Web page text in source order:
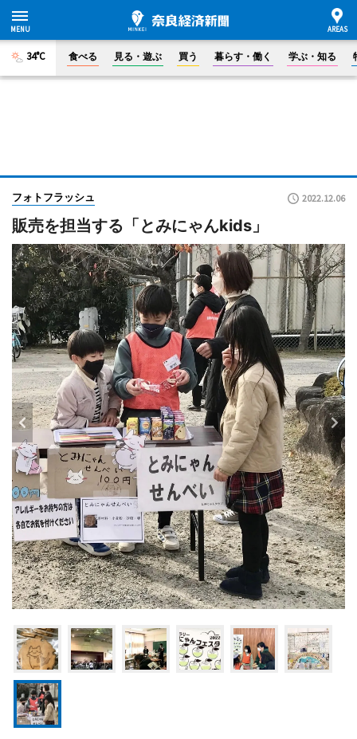
34°C 食べる 見る・遊ぶ 買う 暮らす・働く 学ぶ・知る
フォトフラッシュ 2022.12.06
販売を担当する「とみにゃんkids」